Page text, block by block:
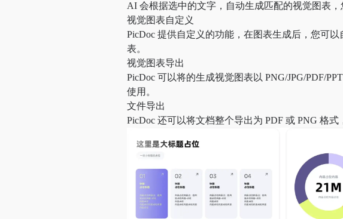
AI 会根据选中的文字，自动生成匹配的视觉图表
视觉图表自定义
PicDoc 提供自定义的功能，在图表生成后，您可
表。
视觉图表导出
PicDoc 可以将的生成视觉图表以 PNG/JPG/PDF/
使用。
文件导出
PicDoc 还可以将文档整个导出为 PDF 或 PNG 格式